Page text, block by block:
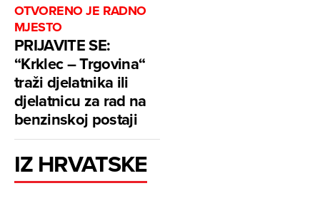
OTVORENO JE RADNO
MJESTO
PRIJAVITE SE:
“Krklec – Trgovina“
traži djelatnika ili
djelatnicu za rad na
benzinskoj postaji
IZ HRVATSKE